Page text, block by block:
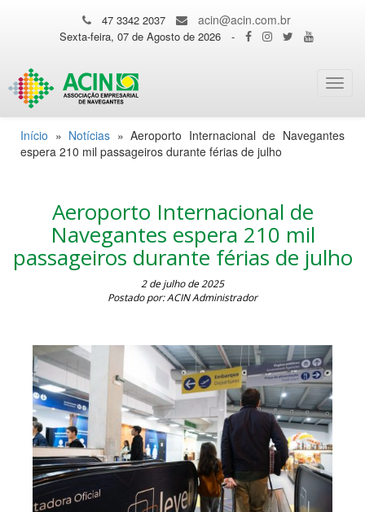
47 3342 2037 acin@acin.com.br
Sexta-feira, 07 de Agosto de 2026 -
Início » Notícias »Aeroporto Internacional de Navegantes
espera 210 mil passageiros durante férias de julho
Aeroporto Internacional de
Navegantes espera 210 mil
passageiros durante férias de julho
2 de julho de 2025
Postado por: ACIN Administrador